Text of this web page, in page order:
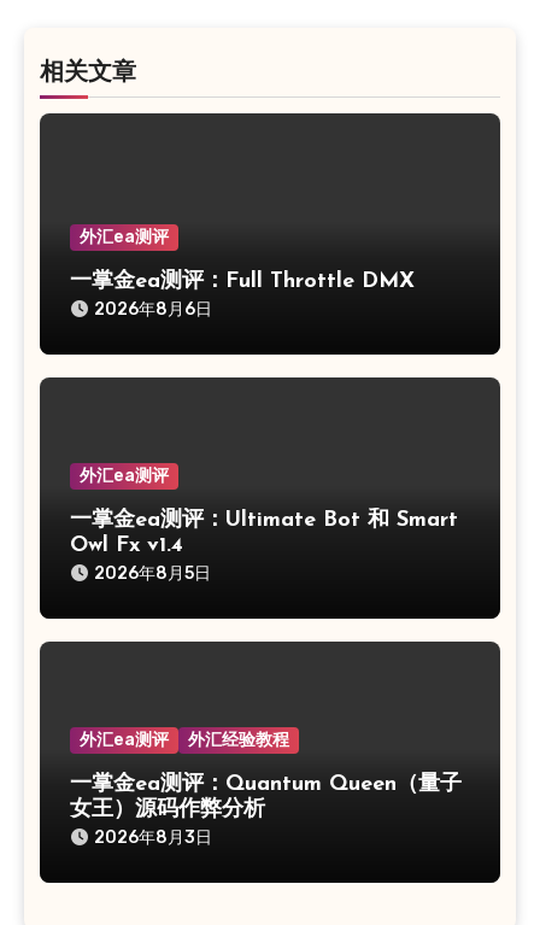
相关文章
外汇ea测评
一掌金ea测评：Full Throttle DMX
2026年8月6日
外汇ea测评
一掌金ea测评：Ultimate Bot 和 Smart
Owl Fx v1.4
2026年8月5日
外汇ea测评 外汇经验教程
一掌金ea测评：Quantum Queen（量子
女王）源码作弊分析
2026年8月3日